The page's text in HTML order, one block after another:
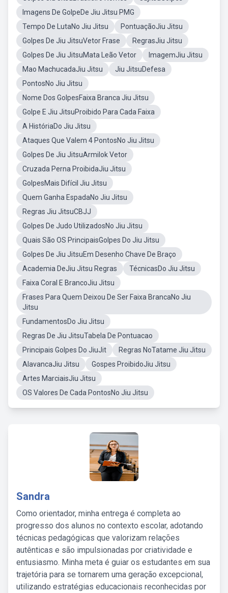
Imagens De GolpeDe Jiu Jitsu PMG
Tempo De LutaNo Jiu Jitsu
PontuaçãoJiu Jitsu
Golpes De Jiu JitsuVetor Frase
RegrasJiu Jitsu
Golpes De Jiu JitsuMata Leão Vetor
ImagemJiu Jitsu
Mao MachucadaJiu Jitsu
Jiu JitsuDefesa
PontosNo Jiu Jitsu
Nome Dos GolpesFaixa Branca Jiu Jitsu
Golpe E Jiu JitsuProibido Para Cada Faixa
A HistóriaDo Jiu Jitsu
Ataques Que Valem 4 PontosNo Jiu Jitsu
Golpes De Jiu JitsuArmilok Vetor
Cruzada Perna ProibidaJiu Jitsu
GolpesMais Difícil Jiu Jitsu
Quem Ganha EspadaNo Jiu Jitsu
Regras Jiu JitsuCBJJ
Golpes De Judo UtilizadosNo Jiu Jitsu
Quais São OS PrincipaisGolpes Do Jiu Jitsu
Golpes De Jiu JitsuEm Desenho Chave De Braço
Academia DeJiu Jitsu Regras
TécnicasDo Jiu Jitsu
Faixa Coral E BrancoJiu Jitsu
Frases Para Quem Deixou De Ser Faixa BrancaNo Jiu
Jitsu
FundamentosDo Jiu Jitsu
Regras De Jiu JitsuTabela De Pontuacao
Principais Golpes Do JiuJit
Regras NoTatame Jiu Jitsu
AlavancaJiu Jitsu
Gospes ProibidoJiu Jitsu
Artes MarciaisJiu Jitsu
OS Valores De Cada PontosNo Jiu Jitsu
Sandra
Como orientador, minha entrega é completa ao
progresso dos alunos no contexto escolar, adotando
técnicas pedagógicas que valorizam relações
autênticas e são impulsionadas por criatividade e
entusiasmo. Minha meta é guiar os estudantes em sua
trajetória para se tornarem uma geração excepcional,
utilizando estratégias educacionais reconhecidas por